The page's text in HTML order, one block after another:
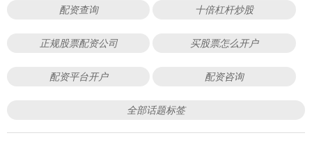
配资查询 十倍杠杆炒股
正规股票配资公司 买股票怎么开户
配资平台开户 配资咨询
全部话题标签